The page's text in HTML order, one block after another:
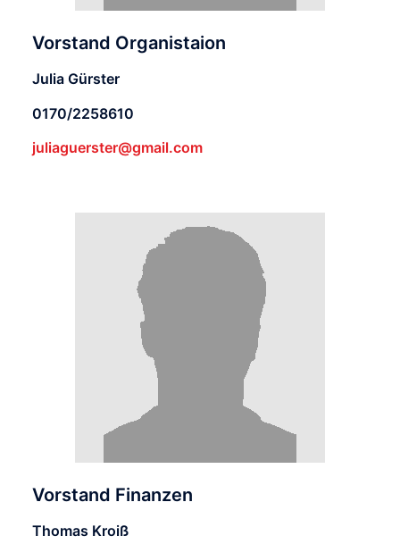
Vorstand Organistaion
Julia Gürster
0170/2258610
juliaguerster@gmail.com
Vorstand Finanzen
Thomas Kroiß